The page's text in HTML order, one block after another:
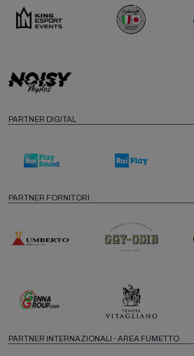
PARTNER DIGITAL
PARTNER FORNITORI
PARTNER INTERNAZIONALI - AREA FUMETTO